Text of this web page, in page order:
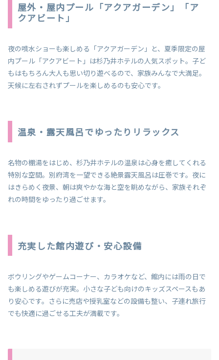
屋外・屋内プール「アクアガーデン」「ア
クアビート」
夜の噴水ショーも楽しめる「アクアガーデン」と、夏季限定の屋
内プール「アクアビート」は杉乃井ホテルの人気スポット。子ど
もはもちろん大人も思い切り遊べるので、家族みんなで大満足。
天候に左右されずプールを楽しめるのも安心です。
温泉・露天風呂でゆったりリラックス
名物の棚湯をはじめ、杉乃井ホテルの温泉は心身を癒してくれる
特別な空間。別府湾を一望できる絶景露天風呂は圧巻です。夜に
はきらめく夜景、朝は爽やかな海と空を眺めながら、家族それぞ
れの時間をゆったり過ごせます。
充実した館内遊び・安心設備
ボウリングやゲームコーナー、カラオケなど、館内には雨の日で
も楽しめる遊びが充実。小さな子ども向けのキッズスペースもあ
り安心です。さらに売店や授乳室などの設備も整い、子連れ旅行
でも快適に過ごせる工夫が満載です。